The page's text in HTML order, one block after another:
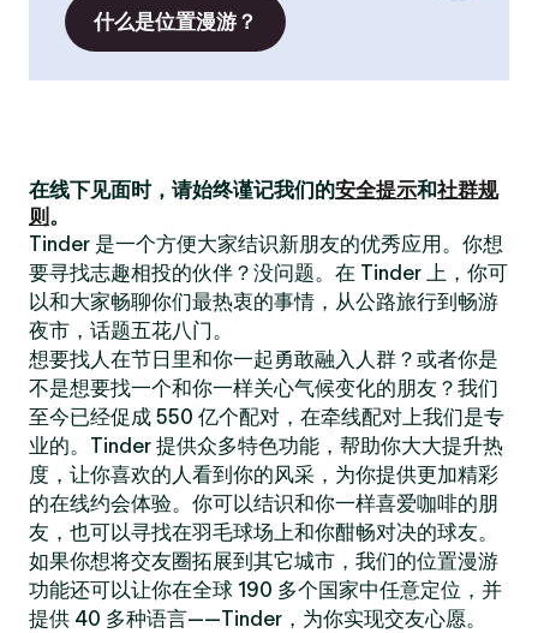
什么是位置漫游？
在线下见面时，请始终谨记我们的安全提示和社群规
则 。
Tinder 是一个方便大家结识新朋友的优秀应用。你想
要寻找志趣相投的伙伴？没问题。在 Tinder 上，你可
以和大家畅聊你们最热衷的事情，从公路旅行到畅游
夜市，话题五花八门。
想要找人在节日里和你一起勇敢融入人群？或者你是
不是想要找一个和你一样关心气候变化的朋友？我们
至今已经促成 550 亿个配对，在牵线配对上我们是专
业的。Tinder 提供众多特色功能，帮助你大大提升热
度，让你喜欢的人看到你的风采，为你提供更加精彩
的在线约会体验。你可以结识和你一样喜爱咖啡的朋
友，也可以寻找在羽毛球场上和你酣畅对决的球友。
如果你想将交友圈拓展到其它城市，我们的位置漫游
功能还可以让你在全球 190 多个国家中任意定位，并
提供 40 多种语言——Tinder，为你实现交友心愿。